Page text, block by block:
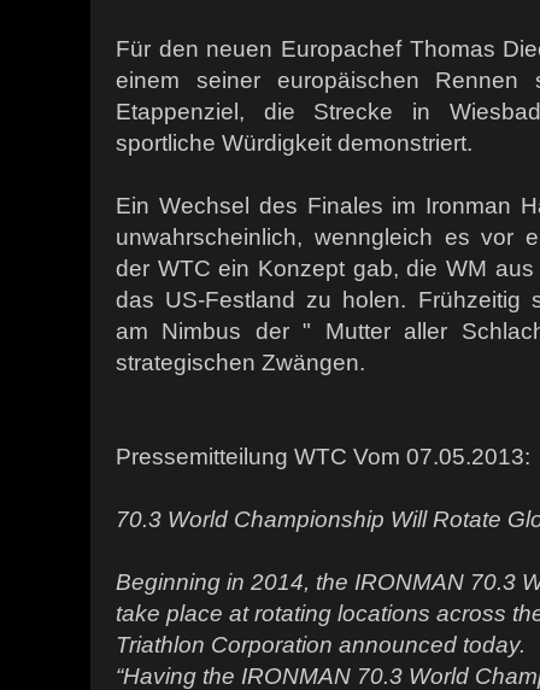
Für den neuen Europachef Thomas
einem seiner europäischen Rennen
Etappenziel, die Strecke in
sportliche Würdigkeit demonstriert.
Ein Wechsel des Finales im Ironman
unwahrscheinlich, wenngleich es vor
der WTC ein Konzept gab, die WM
das US-Festland zu holen. Frühzeitig
am Nimbus der " Mutter aller
strategischen Zwängen.
Pressemitteilung WTC Vom 07.05.2013:
70.3 World Championship Will Rotate
Beginning in 2014, the IRONMAN 70.3
take place at rotating locations across
Triathlon Corporation announced today.
“Having the IRONMAN 70.3 World